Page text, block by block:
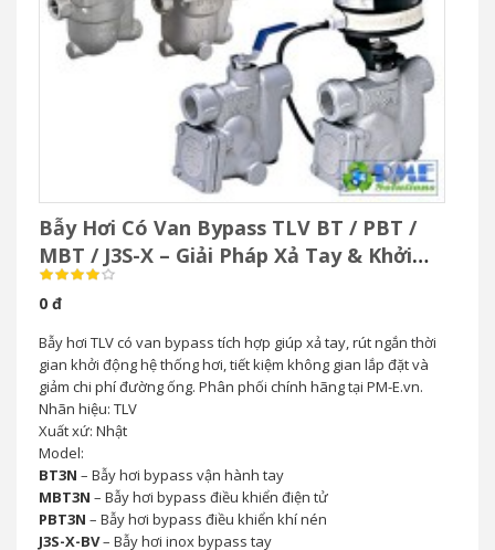
Bẫy Hơi Có Van Bypass TLV BT / PBT /
MBT / J3S-X – Giải Pháp Xả Tay & Khởi
Động Nhanh Hệ Thống Hơi
0 đ
Bẫy hơi TLV có van bypass tích hợp giúp xả tay, rút ngắn thời
gian khởi động hệ thống hơi, tiết kiệm không gian lắp đặt và
giảm chi phí đường ống. Phân phối chính hãng tại PM-E.vn.
Nhãn hiệu: TLV
Xuất xứ: Nhật
Model:
BT3N – Bẫy hơi bypass vận hành tay
MBT3N – Bẫy hơi bypass điều khiển điện tử
PBT3N – Bẫy hơi bypass điều khiển khí nén
J3S-X-BV– Bẫy hơi inox bypass tay